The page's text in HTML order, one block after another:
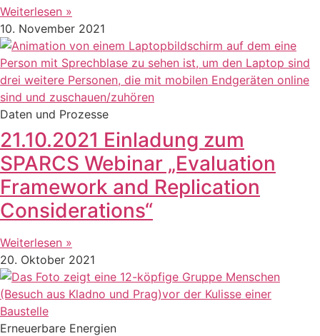
Weiterlesen »
10. November 2021
Daten und Prozesse
21.10.2021 Einladung zum
SPARCS Webinar „Evaluation
Framework and Replication
Considerations“
Weiterlesen »
20. Oktober 2021
Erneuerbare Energien